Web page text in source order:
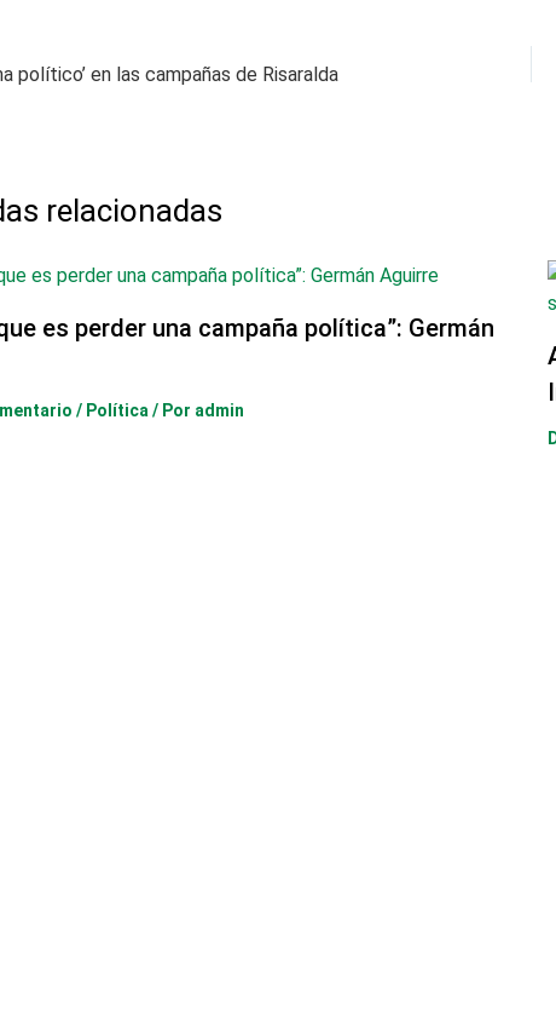
político’ en las campañas de Risaralda
relacionadas
es perder una campaña política”: Germán
/ Política/ Por admin